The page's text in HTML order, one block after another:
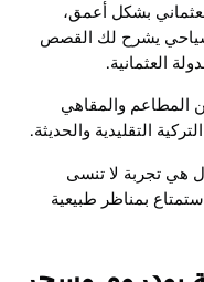
بشكل أعمق،
سياحي يشرح لك القصص
العثمانية.
المطاعم والمقاهي
التقليدية والحديثة.
هي تجربة لا تنسى
بمناظر طبيعية